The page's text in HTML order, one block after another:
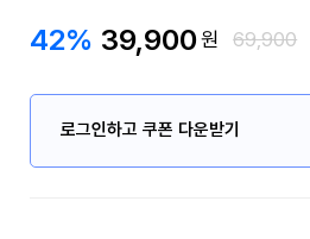
42% 39,900원 69,900
로그인하고 쿠폰 다운받기